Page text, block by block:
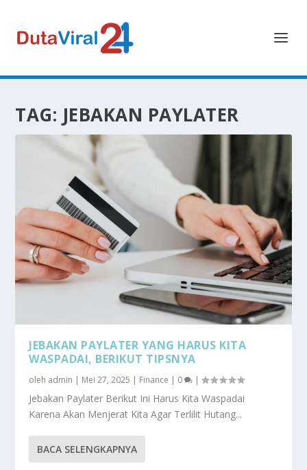
TAG: JEBAKAN PAYLATER
JEBAKAN PAYLATER YANG HARUS KITA
WASPADAI, BERIKUT TIPSNYA
oleh admin | Mei 27, 2025 | Finance | 0 |
Jebakan Paylater Berikut Ini Harus Kita Waspadai
Karena Akan Menjerat Kita Agar Terlilit Hutang...
BACA SELENGKAPNYA